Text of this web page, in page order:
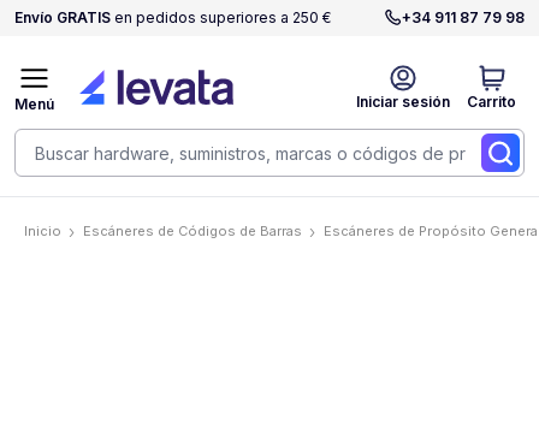
Envío GRATIS en pedidos superiores a 250 € +34 911 87 79 98
Iniciar sesión Carrito
Menú
Inicio Escáneres de Códigos de Barras Escáneres de Propósito